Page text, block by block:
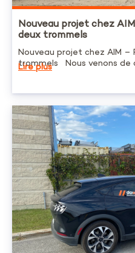
Nouveau projet chez
deux trommels
Nouveau projet chez AIM
trommels Nous venons de
Lire plus